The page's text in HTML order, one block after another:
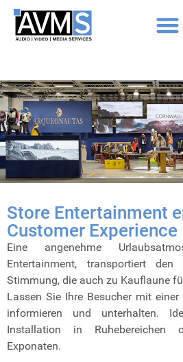
Store Entertainment
Customer Experience
Eine angenehme
Entertainment, transportiert
Stimmung, die auch zu Kauflaune
Lassen Sie Ihre Besucher mit einer
informieren und unterhalten.
Installation in Ruhebereichen
Exponaten.